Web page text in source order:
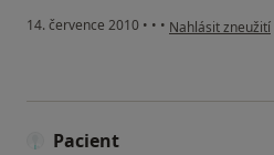
14. července 2010 • • • podle názoru
Nahlásit zneužití
Pacient